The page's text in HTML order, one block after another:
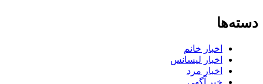
دسته‌ها
اخبار خانم
اخبار لیسانس
اخبار مرد